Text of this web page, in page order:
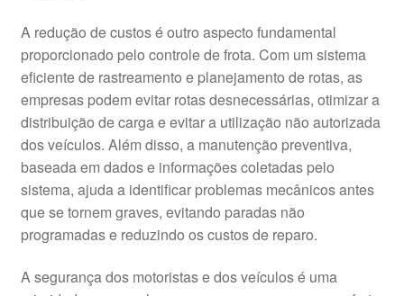
A redução de custos é outro aspecto fundamental
proporcionado pelo controle de frota. Com um sistema
eficiente de rastreamento e planejamento de rotas, as
empresas podem evitar rotas desnecessárias, otimizar a
distribuição de carga e evitar a utilização não autorizada
dos veículos. Além disso, a manutenção preventiva,
baseada em dados e informações coletadas pelo
sistema, ajuda a identificar problemas mecânicos antes
que se tornem graves, evitando paradas não
programadas e reduzindo os custos de reparo.
A segurança dos motoristas e dos veículos é uma